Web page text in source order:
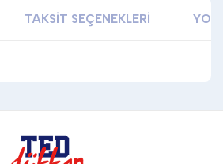
TAKSIT SEÇENEKLERI